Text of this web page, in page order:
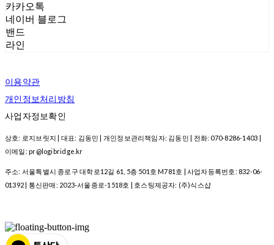
카카오톡
네이버 블로그
밴드
라인
이용약관
개인정보처리방침
사업자정보확인
상호: 로지브릿지 | 대표: 김동민 | 개인정보관리책임자: 김동민 | 전화: 070-8286-1403 |
이메일: pr@logibridge.kr
주소: 서울특별시 종로구 대학로12길 61, 5층 501호 M781호 | 사업자등록번호: 832-06-
01392 | 통신판매: 2023-서울종로-1518호 | 호스팅제공자: (주)식스샵